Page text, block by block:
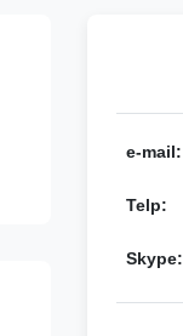
e-mail:
Telp:
Skype: